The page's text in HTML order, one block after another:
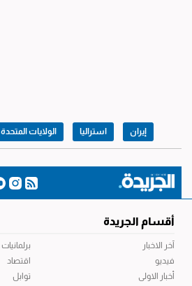
إيران استراليا الولايات المتحدة
أقسام الجريدة
آخر الاخبار
فيديو
أخبار الاولى
برلمانيات
اقتصاد
توابل